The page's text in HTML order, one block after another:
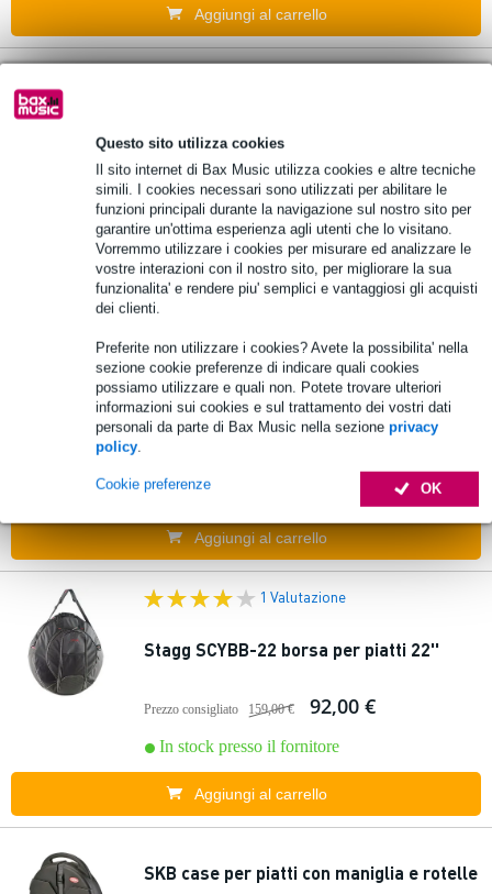
Questo sito utilizza cookies
Il sito internet di Bax Music utilizza cookies e altre tecniche
simili. I cookies necessari sono utilizzati per abilitare le
funzioni principali durante la navigazione sul nostro sito per
garantire un'ottima esperienza agli utenti che lo visitano.
Vorremmo utilizzare i cookies per misurare ed analizzare le
vostre interazioni con il nostro sito, per migliorare la sua
funzionalita' e rendere piu' semplici e vantaggiosi gli acquisti
dei clienti.
Preferite non utilizzare i cookies? Avete la possibilita' nella
sezione cookie preferenze di indicare quali cookies
possiamo utilizzare e quali non. Potete trovare ulteriori
informazioni sui cookies e sul trattamento dei vostri dati
personali da parte di Bax Music nella sezione privacy
policy.
OK
Cookie preferenze
Aggiungi al carrello
Prezzo consigliato 277,00 € 225,00 €
In stock presso il fornitore
Aggiungi al carrello
SKB 1SKB-CV8 ATA 22'' custodia rigida
per piatto
In stock presso il fornitore
Aggiungi al carrello
1 Valutazione
Stagg SCYBB-22 borsa per piatti 22''
Prezzo consigliato 159,00 € 92,00 €
In stock presso il fornitore
Aggiungi al carrello
SKB case per piatti con maniglia e rotelle